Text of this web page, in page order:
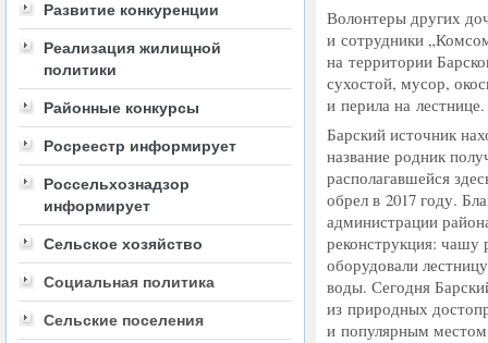
Развитие конкуренции
Реализация жилищной
политики
Районные конкурсы
Росреестр информирует
Россельхознадзор
информирует
Сельское хозяйство
Социальная политика
Сельские поселения
Волонтеры других
и сотрудники
на территории
сухостой, мусор,
и перила на лестнице.
Барский источник
название родник
располагавшейся
обрел в 2017 году.
администрации
реконструкция: чашу
оборудовали
воды. Сегодня
из природных
и популярным